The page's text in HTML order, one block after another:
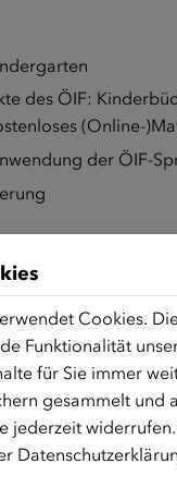
des ÖIF:
(Online-
der ÖIF-
und
an der
Praxis. Im
Spracherwerb,
Cookies.
Funktionalität
für Sie immer
gesammelt und
jederzeit